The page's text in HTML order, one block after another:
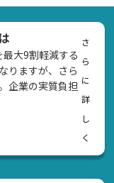
大9割軽減する
りますが、さら
企業の実質負担
さ
ら
に
詳
し
く